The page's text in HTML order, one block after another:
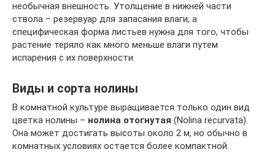
необычная внешность. Утолщение в нижней части
ствола – резервуар для запасания влаги, а
специфическая форма листьев нужна для того, чтобы
растение теряло как много меньше влаги путем
испарения с их поверхности.
Виды и сорта нолины
В комнатной культуре выращивается только один вид
цветка нолины – нолина отогнутая (Nolina recurvata).
Она может достигать высоты около 2 м, но обычно в
комнатных условиях остается более компактной.